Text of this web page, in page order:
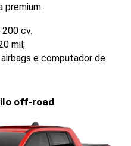
premium.
cv.
mil;
e computador de
off-road